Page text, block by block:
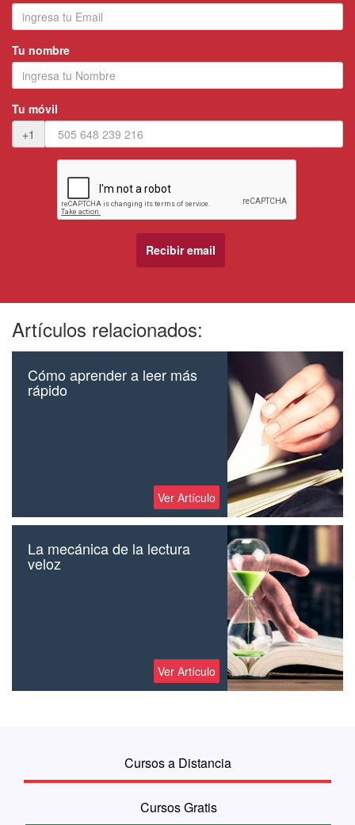
Tu nombre
Tu móvil
+1
Artículos relacionados:
Cómo aprender a leer más
rápido
Ver Artículo
La mecánica de la lectura
veloz
Ver Artículo
Cursos a Distancia
Cursos Gratis